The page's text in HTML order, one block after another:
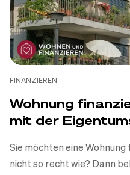
FINANZIEREN
Wohnung
mit der
Sie möchten eine
nicht so recht wie? Dann